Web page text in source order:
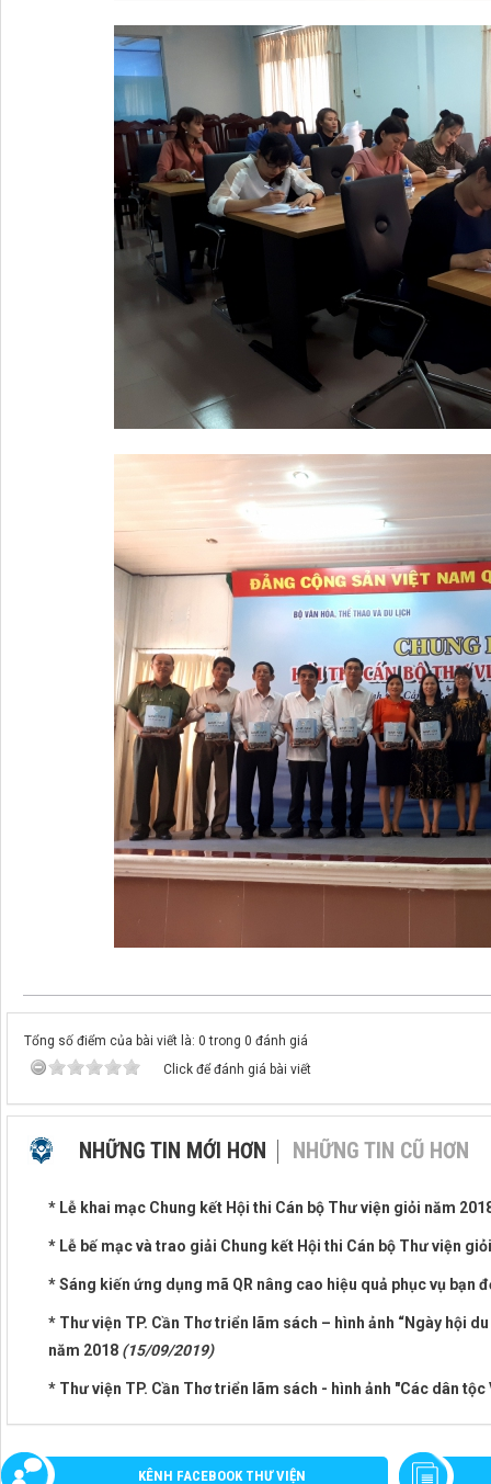
Tổng số điểm của bài viết là: 0 trong 0 đánh giá
Click để đánh giá bài viết
NHỮNG TIN MỚI HƠN NHỮNG TIN CŨ HƠN
* Lễ khai mạc Chung kết Hội thi Cán bộ Thư viện giỏi năm
* Lễ bế mạc và trao giải Chung kết Hội thi Cán bộ Thư viện
* Sáng kiến ứng dụng mã QR nâng cao hiệu quả phục vụ bạn
* Thư viện TP. Cần Thơ triển lãm sách – hình ảnh “Ngày hội
năm 2018 (15/09/2019)
* Thư viện TP. Cần Thơ triển lãm sách - hình ảnh "Các dân
KÊNH FACEBOOK THƯ VIỆN